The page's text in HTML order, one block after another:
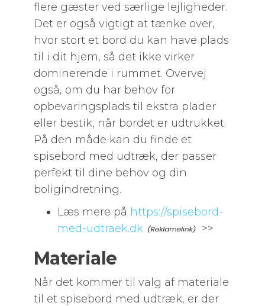
flere gæster ved særlige lejligheder.
Det er også vigtigt at tænke over,
hvor stort et bord du kan have plads
til i dit hjem, så det ikke virker
dominerende i rummet. Overvej
også, om du har behov for
opbevaringsplads til ekstra plader
eller bestik, når bordet er udtrukket.
På den måde kan du finde et
spisebord med udtræk, der passer
perfekt til dine behov og din
boligindretning.
Læs mere på https://spisebord-
med-udtraek.dk
>>
Materiale
Når det kommer til valg af materiale
til et spisebord med udtræk, er der